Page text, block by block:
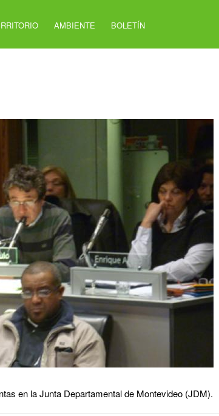
AMBIENTE BOLETÍN
en la Junta Departamental de Montevideo (JDM).